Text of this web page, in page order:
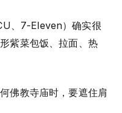
、7-Eleven）确实很
紫菜包饭、拉面、热
佛教寺庙时，要遮住肩